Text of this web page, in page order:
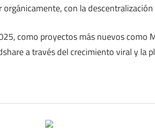
con la
como proyectos más nuevos como
a través del crecimiento viral y la